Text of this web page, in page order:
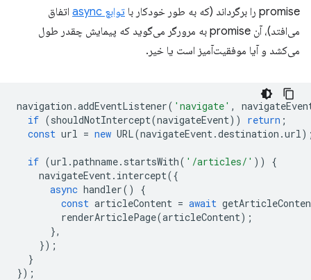
promise را برگرداند (که به طور خودکار با
توابع async
اتفاق
می‌افتد)، آن promise به مرورگر می‌گوید که پیمایش چقدر طول
می‌کشد و آیا موفقیت‌آمیز است یا خیر.
navigation .addEventListener( 'navigate' ,
if (shouldNotIntercept(navigateEvent)) return ;
const url = new URL(navigateEvent.destination .url
if (url .pathname. startsWith( '/articles/' ))
{
navigateEvent. intercept({
async handler()
{
const articleContent = await
renderArticlePage(articleContent);
},
});
}
});